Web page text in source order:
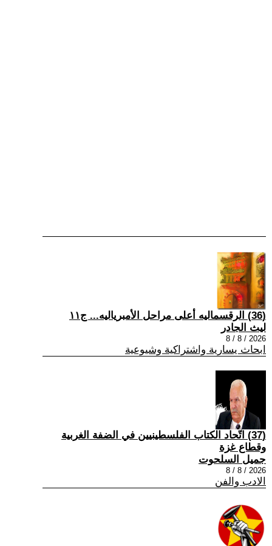
(36) الرقسماليه أعلى مراحل الأمبرياليه... ج١١
ليث الجادر
2026 / 8 / 8
ابحاث يسارية واشتراكية وشيوعية
(37) اتّحاد الكتاب الفلسطينيين في الضفة الغربية
وقطاع غزة
جميل السلحوت
2026 / 8 / 8
الادب والفن